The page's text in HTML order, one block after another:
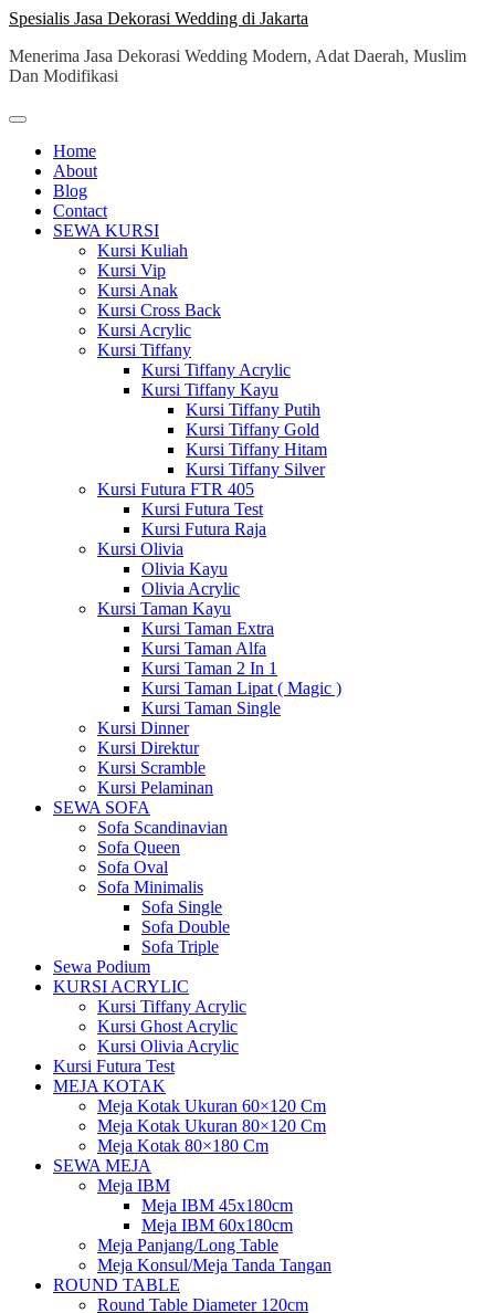
Skip
content
Spesialis Jasa Dekorasi Wedding di Jakarta
Menerima Jasa Dekorasi Wedding Modern, Adat Daerah, Muslim
Dan Modifikasi
Home
About
Blog
Contact
SEWA KURSI
Kursi Kuliah
Kursi Vip
Kursi Anak
Kursi Cross Back
Kursi Acrylic
Kursi Tiffany
Kursi Tiffany Acrylic
Kursi Tiffany Kayu
Kursi Tiffany Putih
Kursi Tiffany Gold
Kursi Tiffany Hitam
Kursi Tiffany Silver
Kursi Futura FTR 405
Kursi Futura Test
Kursi Futura Raja
Kursi Olivia
Olivia Kayu
Olivia Acrylic
Kursi Taman Kayu
Kursi Taman Extra
Kursi Taman Alfa
Kursi Taman 2 In 1
Kursi Taman Lipat ( Magic )
Kursi Taman Single
Kursi Dinner
Kursi Direktur
Kursi Scramble
Kursi Pelaminan
SEWA SOFA
Sofa Scandinavian
Sofa Queen
Sofa Oval
Sofa Minimalis
Sofa Single
Sofa Double
Sofa Triple
Sewa Podium
KURSI ACRYLIC
Kursi Tiffany Acrylic
Kursi Ghost Acrylic
Kursi Olivia Acrylic
Kursi Futura Test
MEJA KOTAK
Meja Kotak Ukuran 60×120 Cm
Meja Kotak Ukuran 80×120 Cm
Meja Kotak 80×180 Cm
SEWA MEJA
Meja IBM
Meja IBM 45x180cm
Meja IBM 60x180cm
Meja Panjang/Long Table
Meja Konsul/Meja Tanda Tangan
ROUND TABLE
Round Table Diameter 120cm